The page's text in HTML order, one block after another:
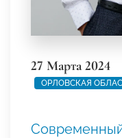
27 Марта 2024
ОРЛОВСКАЯ